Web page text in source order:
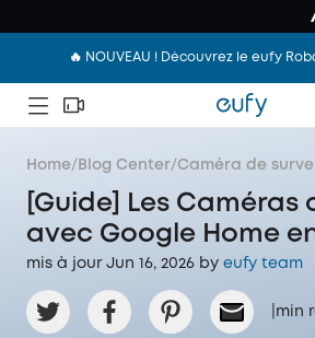
🔥 NOUVEAU ! Découvrez le eufy
Home/ Blog Center/Caméra de
[Guide] Les
avec Google Home
mis à jour Jun 16, 2026 by eufy team
min